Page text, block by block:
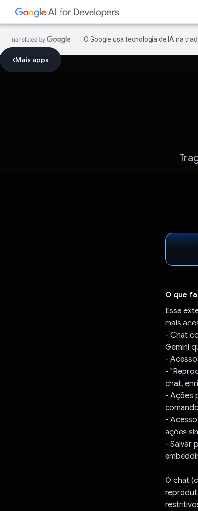
O Google usa tecnologia de IA na
Mais apps
O que
Essa
mais
- Chat
Gemini
-
-
chat,
- Ações
-
ações
- Salvar
O chat